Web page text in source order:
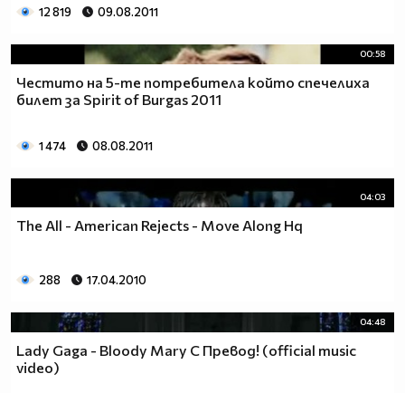
12 819 09.08.2011
00:58
Честито на 5-те потребитела който спечелиха
билет за Spirit of Burgas 2011
1 474 08.08.2011
04:03
The All - American Rejects - Move Along Hq
288 17.04.2010
04:48
Lady Gaga - Bloody Mary С Превод! (official music
video)